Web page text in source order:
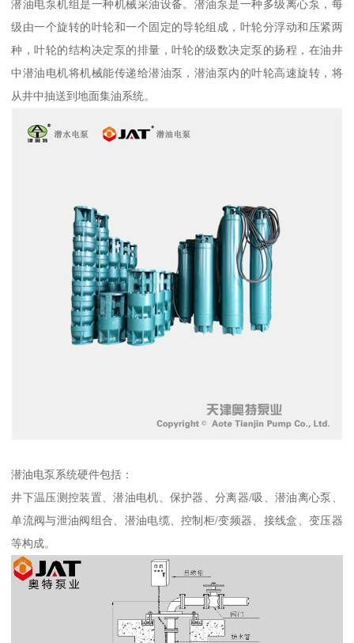
潜油电泵机组是一种机械采油设备。潜油泵是一种多级离心泵，每
级由一个旋转的叶轮和一个固定的导轮组成，叶轮分浮动和压紧两
种，叶轮的结构决定泵的排量，叶轮的级数决定泵的扬程，在油井
中潜油电机将机械能传递给潜油泵，潜油泵内的叶轮高速旋转，将
从井中抽送到地面集油系统。
潜油电泵系统硬件包括：
井下温压测控装置、潜油电机、保护器、分离器/吸、潜油离心泵、
单流阀与泄油阀组合、潜油电缆、控制柜/变频器、接线盒、变压器
等构成。